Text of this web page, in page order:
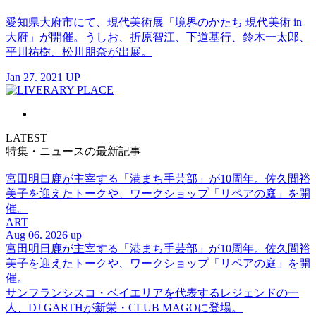
愛知県大府市にて、現代美術展「境界のかたち 現代美術 in
大府」が開催。うしお、折原智江、下道基行、鈴木一太郎、
平川祐樹、松川朋奈が出展。
Jan 27. 2021 UP
LATEST
特集・ニュースの最新記事
宮田明日鹿が主宰する「港まち手芸部」が10周年。佐久間裕
美子を迎えたトークや、ワークショップ「リペアの庭」を開
催。
ART
Aug 06. 2026 up
宮田明日鹿が主宰する「港まち手芸部」が10周年。佐久間裕
美子を迎えたトークや、ワークショップ「リペアの庭」を開
催。
サンフランシスコ・ベイエリアを代表するレジェンドの一
人、DJ GARTHが新栄・CLUB MAGOに登場。